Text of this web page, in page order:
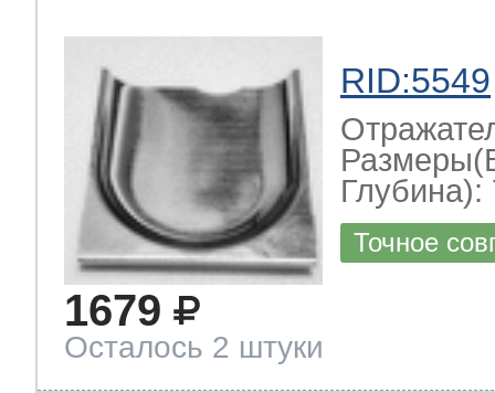
RID:5549
Глубина):
Точное
1679
Осталось 2 штуки